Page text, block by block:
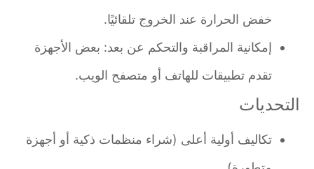
خفض الحرارة عند الخروج تلقائيًا.
إمكانية المراقبة والتحكم عن بعد: بعض الأجهزة
تقدم تطبيقات للهاتف أو متصفح الويب.
التحديات
تكاليف أولية أعلى (شراء منظمات ذكية أو أجهزة